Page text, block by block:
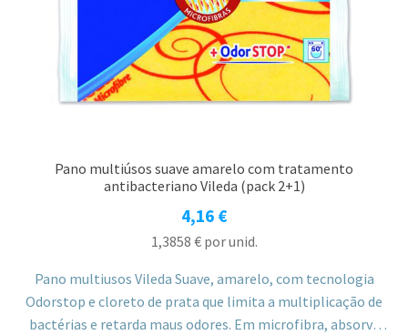
Pano multiúsos suave amarelo com tratamento
antibacteriano Vileda (pack 2+1)
4,16 €
1,3858 €por unid.
Pano multiusos Vileda Suave, amarelo, com tecnologia
Odorstop e cloreto de prata que limita a multiplicação de
bactérias e retarda maus odores. Em microfibra, absorve